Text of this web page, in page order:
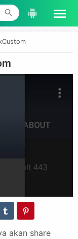
akan share